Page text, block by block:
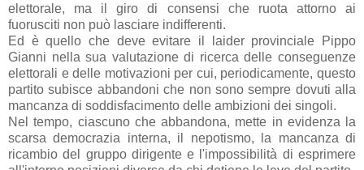
elettorale, ma il giro di consensi che ruota attorno ai
fuorusciti non può lasciare indifferenti.
Ed è quello che deve evitare il laider provinciale Pippo
Gianni nella sua valutazione di ricerca delle conseguenze
elettorali e delle motivazioni per cui, periodicamente, questo
partito subisce abbandoni che non sono sempre dovuti alla
mancanza di soddisfacimento delle ambizioni dei singoli.
Nel tempo, ciascuno che abbandona, mette in evidenza la
scarsa democrazia interna, il nepotismo, la mancanza di
ricambio del gruppo dirigente e l'impossibilità di esprimere